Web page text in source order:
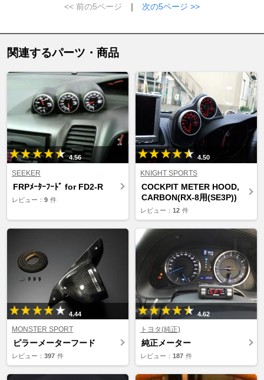
<< 前の5ページ
｜ 次の5ページ >>
関連するパーツ・商品
4.56
SEEKER
FRPﾒｰﾀｰﾌｰﾄﾞ for FD2-R
レビュー： 9 件
4.50
KNIGHT SPORTS
COCKPIT METER HOOD,
CARBON(RX-8用(SE3P))
レビュー： 12 件
4.44
MONSTER SPORT
ピラーメーターフード
レビュー： 397 件
4.62
トヨタ(純正)
純正メーター
レビュー： 187 件